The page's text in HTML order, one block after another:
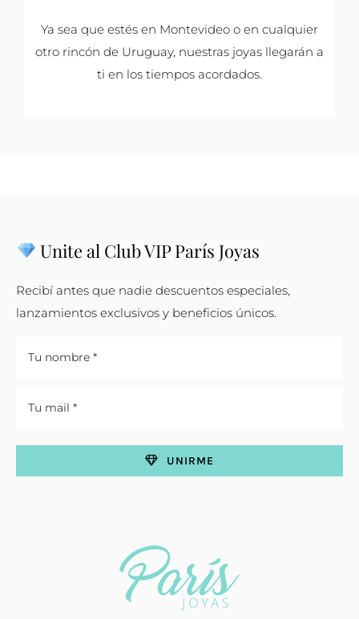
Ya sea que estés en Montevideo o en cualquier
otro rincón de Uruguay, nuestras joyas llegarán a
ti en los tiempos acordados.
Unite al Club VIP París Joyas
Recibí antes que nadie descuentos especiales,
lanzamientos exclusivos y beneficios únicos.
UNIRME